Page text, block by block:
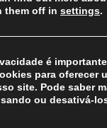
them off in settings.
é
para oferecer
site. Pode saber
ou desativá-